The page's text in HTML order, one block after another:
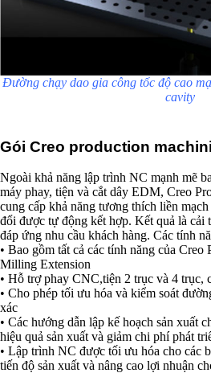
Đường chạy dao gia công tốc độ cao
cavity
Gói Creo production
Ngoài khả năng lập trình NC mạnh mẽ
máy phay, tiện và cắt dây EDM, Creo
cung cấp khả năng tương thích liền
đổi được tự động kết hợp. Kết quả là cải
đáp ứng nhu cầu khách hàng. Các tính
• Bao gồm tất cả các tính năng của
Milling Extension
• Hỗ trợ phay CNC,tiện 2 trục và 4 trục,
• Cho phép tối ưu hóa và kiểm soát
xác
• Các hướng dẫn lập kế hoạch sản xuất
hiệu quả sản xuất và giảm chi phí phát
• Lập trình NC được tối ưu hóa cho các
tiến độ sản xuất và nâng cao lợi nhuận